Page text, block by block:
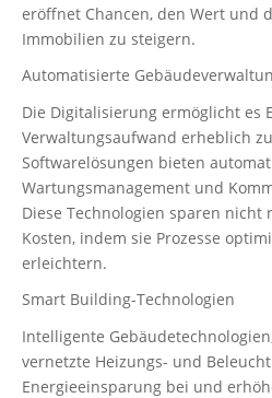
eröffnet Chancen, den Wert und
Immobilien zu steigern.
Automatisierte
Die Digitalisierung ermöglicht es
Verwaltungsaufwand erheblich
Softwarelösungen bieten
Wartungsmanagement und
Diese Technologien sparen nicht
Kosten, indem sie Prozesse
erleichtern.
Smart Building-Technologien
Intelligente
vernetzte Heizungs- und
Energieeinsparung bei und